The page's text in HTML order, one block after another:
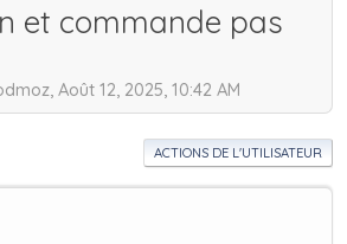
et commande pas
Août 12, 2025, 10:42 AM
ACTIONS DE L'UTILISATEUR